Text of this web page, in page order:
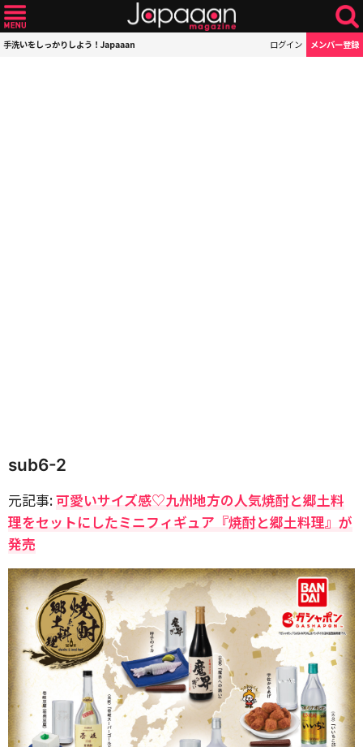
手洗いをしっかりしよう！Japaaan ログイン メンバー登録
sub6-2
元記事:可愛いサイズ感♡九州地方の人気焼酎と郷土料
理をセットにしたミニフィギュア『焼酎と郷土料理』が
発売